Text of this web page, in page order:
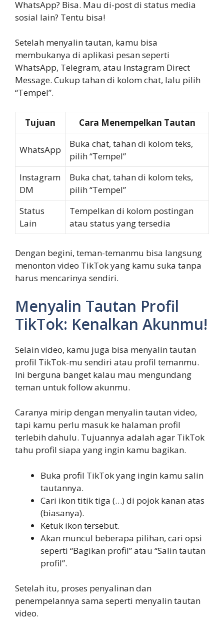
WhatsApp? Bisa. Mau di-post di status media
sosial lain? Tentu bisa!
Setelah menyalin tautan, kamu bisa
membukanya di aplikasi pesan seperti
WhatsApp, Telegram, atau Instagram Direct
Message. Cukup tahan di kolom chat, lalu pilih
“Tempel”.
Tujuan Cara Menempelkan Tautan
WhatsApp
Buka chat, tahan di kolom teks,
pilih “Tempel”
Instagram
DM
Buka chat, tahan di kolom teks,
pilih “Tempel”
Status
Lain
Tempelkan di kolom postingan
atau status yang tersedia
Dengan begini, teman-temanmu bisa langsung
menonton video TikTok yang kamu suka tanpa
harus mencarinya sendiri.
Menyalin Tautan Profil
TikTok: Kenalkan Akunmu!
Selain video, kamu juga bisa menyalin tautan
profil TikTok-mu sendiri atau profil temanmu.
Ini berguna banget kalau mau mengundang
teman untuk follow akunmu.
Caranya mirip dengan menyalin tautan video,
tapi kamu perlu masuk ke halaman profil
terlebih dahulu. Tujuannya adalah agar TikTok
tahu profil siapa yang ingin kamu bagikan.
Buka profil TikTok yang ingin kamu salin
tautannya.
Cari ikon titik tiga (…) di pojok kanan atas
(biasanya).
Ketuk ikon tersebut.
Akan muncul beberapa pilihan, cari opsi
seperti “Bagikan profil” atau “Salin tautan
profil”.
Setelah itu, proses penyalinan dan
penempelannya sama seperti menyalin tautan
video.